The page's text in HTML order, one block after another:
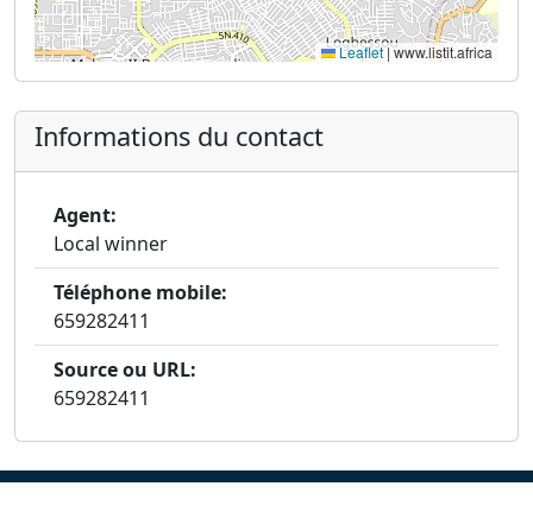
Leaflet|www.listit.africa
Informations du contact
Agent:
Local winner
Téléphone mobile:
659282411
Source ou URL:
659282411